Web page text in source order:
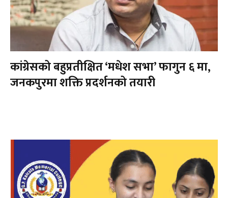
कांग्रेसको बहुप्रतीक्षित ‘मधेश सभा’ फागुन ६ मा,
जनकपुरमा शक्ति प्रदर्शनको तयारी